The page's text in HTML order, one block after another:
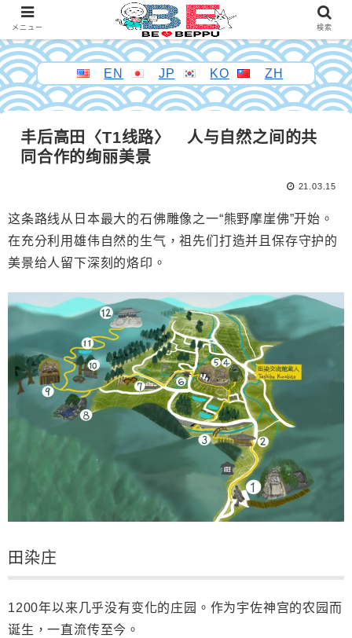
EN JP KO ZH
丰后高田〈T1线路〉 人与自然之间的共
同合作的绚丽美景
21.03.15
这条路线从日本最大的石佛雕像之一“熊野摩崖佛”开始。
在充分利用雄伟自然的生气，祖先们打造并且保存守护的
美景给人留下深刻的烙印。
田染庄
1200年以来几乎没有变化的庄园。作为宇佐神宫的农园而
诞生，一直流传至今。
メニュー 検索